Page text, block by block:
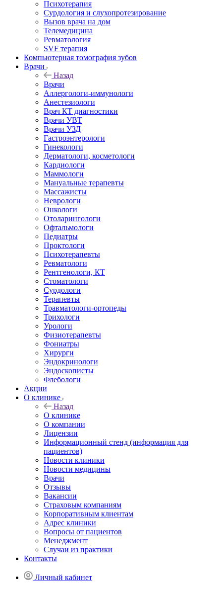
Психотерапия
Сурдология и слухопротезирование
Вызов врача на дом
Телемедицина
Ревматология
SVF терапия
Компьютерная томография зубов
Врачи
Назад
Врачи
Аллергологи-иммунологи
Анестезиологи
Врач КТ диагностики
Врачи УВТ
Врачи УЗД
Гастроэнтерологи
Гинекологи
Дерматологи, косметологи
Кардиологи
Маммологи
Мануальные терапевты
Массажисты
Неврологи
Онкологи
Отоларингологи
Офтальмологи
Педиатры
Проктологи
Психотерапевты
Ревматологи
Рентгенологи, КТ
Стоматологи
Сурдологи
Терапевты
Травматологи-ортопеды
Трихологи
Урологи
Физиотерапевты
Фониатры
Хирурги
Эндокринологи
Эндоскописты
Флебологи
Акции
О клинике
Назад
О клинике
О компании
Лицензии
Информационный стенд (информация для
пациентов)
Новости клиники
Новости медицины
Врачи
Отзывы
Вакансии
Страховым компаниям
Корпоративным клиентам
Адрес клиники
Вопросы от пациентов
Менеджмент
Случаи из практики
Контакты
Личный кабинет